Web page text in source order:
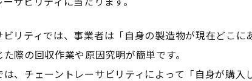
リティでは、事業者は「自身の製造物が現在どこ
際の回収作業や原因究明が簡単です。
は、チェーントレーサビリティによって「自身が購